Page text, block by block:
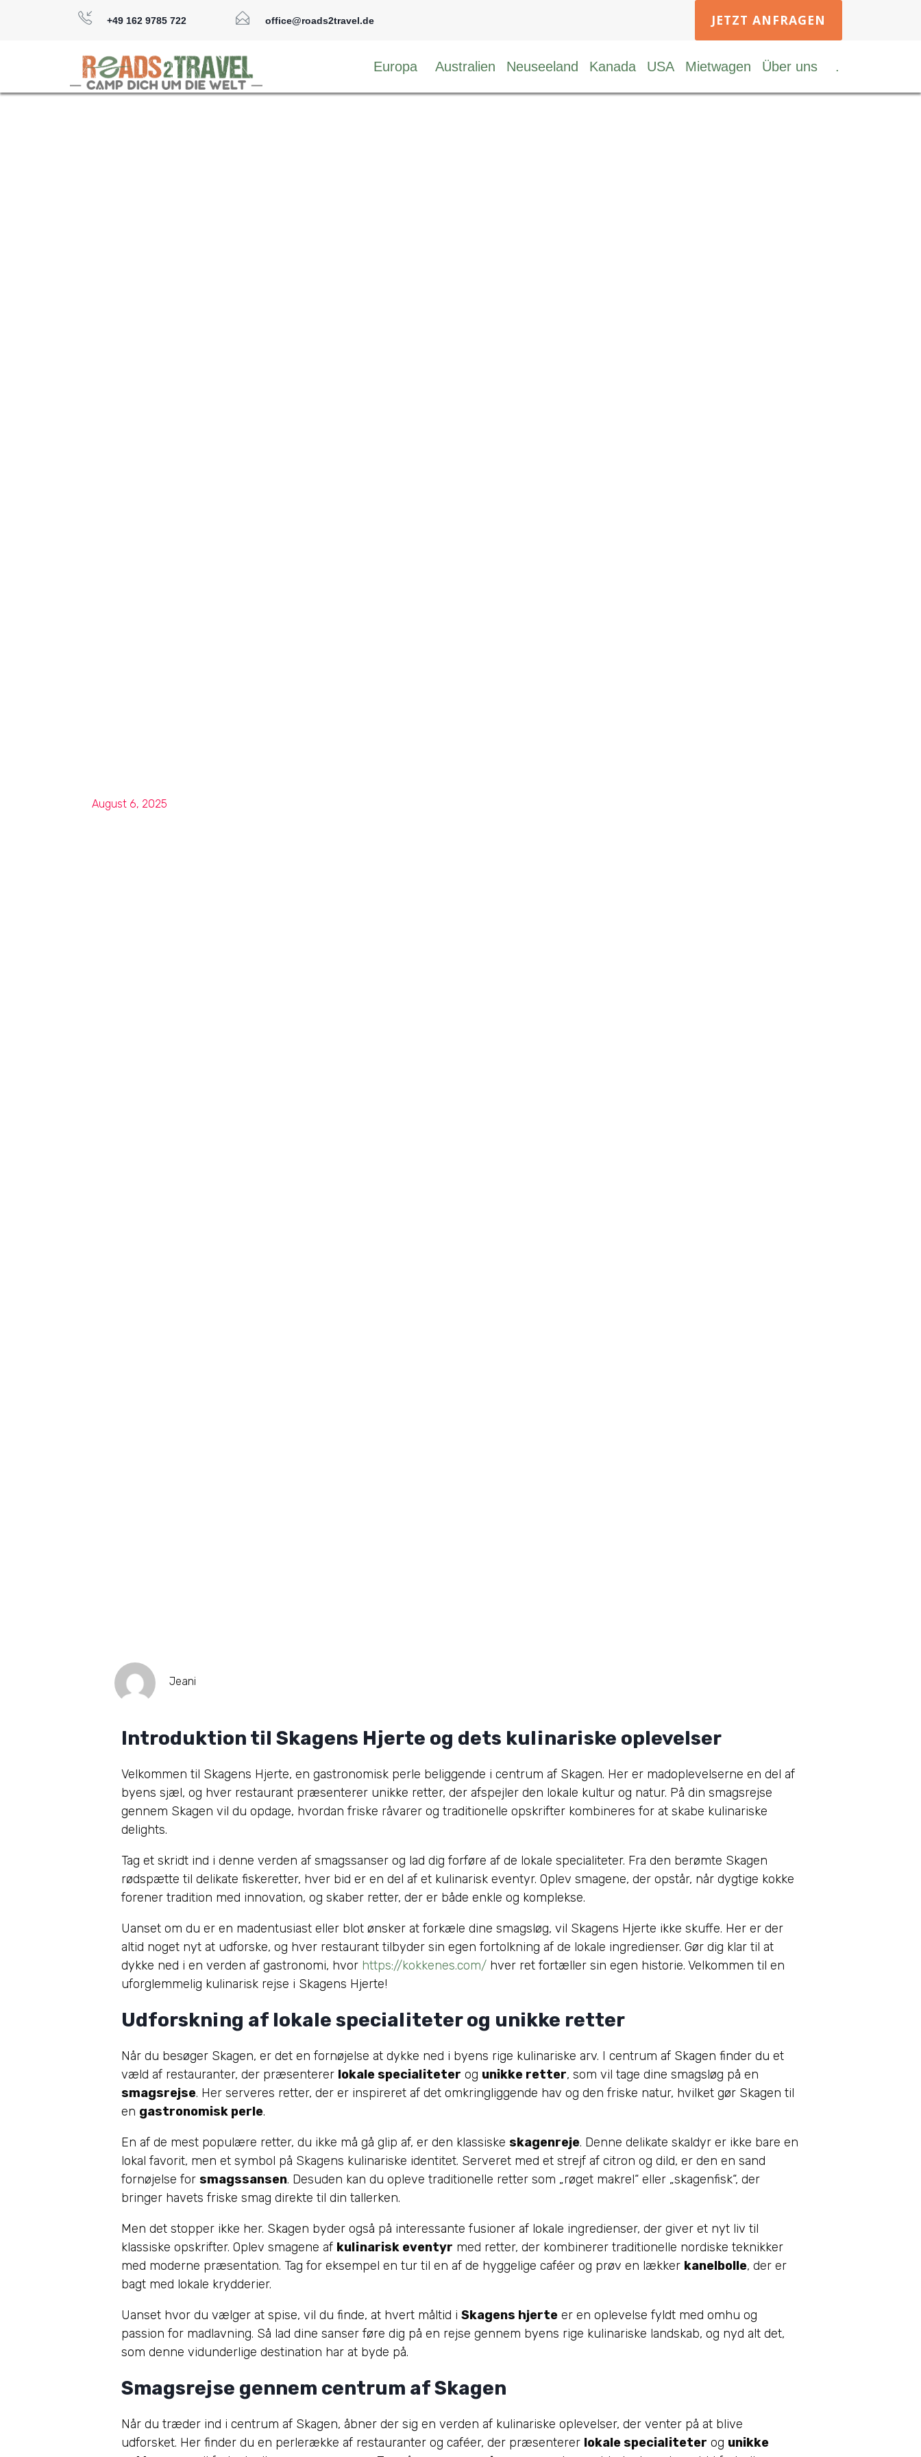
+49 162 9785 722 office@roads2travel.de JETZT ANFRAGEN
Europa Australien Neuseeland Kanada USA Mietwagen Über uns .
August 6, 2025
Jeani
Introduktion til Skagens Hjerte og dets kulinariske oplevelser
Velkommen til Skagens Hjerte, en gastronomisk perle beliggende i centrum af Skagen. Her er madoplevelserne en del af
byens sjæl, og hver restaurant præsenterer unikke retter, der afspejler den lokale kultur og natur. På din smagsrejse
gennem Skagen vil du opdage, hvordan friske råvarer og traditionelle opskrifter kombineres for at skabe kulinariske
delights.
Tag et skridt ind i denne verden af smagssanser og lad dig forføre af de lokale specialiteter. Fra den berømte Skagen
rødspætte til delikate fiskeretter, hver bid er en del af et kulinarisk eventyr. Oplev smagene, der opstår, når dygtige kokke
forener tradition med innovation, og skaber retter, der er både enkle og komplekse.
Uanset om du er en madentusiast eller blot ønsker at forkæle dine smagsløg, vil Skagens Hjerte ikke skuffe. Her er der
altid noget nyt at udforske, og hver restaurant tilbyder sin egen fortolkning af de lokale ingredienser. Gør dig klar til at
dykke ned i en verden af gastronomi, hvor https://kokkenes.com/ hver ret fortæller sin egen historie. Velkommen til en
uforglemmelig kulinarisk rejse i Skagens Hjerte!
Udforskning af lokale specialiteter og unikke retter
Når du besøger Skagen, er det en fornøjelse at dykke ned i byens rige kulinariske arv. I centrum af Skagen finder du et
væld af restauranter, der præsenterer lokale specialiteter og unikke retter, som vil tage dine smagsløg på en
smagsrejse. Her serveres retter, der er inspireret af det omkringliggende hav og den friske natur, hvilket gør Skagen til
en gastronomisk perle.
En af de mest populære retter, du ikke må gå glip af, er den klassiske skagenreje. Denne delikate skaldyr er ikke bare en
lokal favorit, men et symbol på Skagens kulinariske identitet. Serveret med et strejf af citron og dild, er den en sand
fornøjelse for smagssansen. Desuden kan du opleve traditionelle retter som „røget makrel“ eller „skagenfisk“, der
bringer havets friske smag direkte til din tallerken.
Men det stopper ikke her. Skagen byder også på interessante fusioner af lokale ingredienser, der giver et nyt liv til
klassiske opskrifter. Oplev smagene af kulinarisk eventyr med retter, der kombinerer traditionelle nordiske teknikker
med moderne præsentation. Tag for eksempel en tur til en af de hyggelige caféer og prøv en lækker kanelbolle, der er
bagt med lokale krydderier.
Uanset hvor du vælger at spise, vil du finde, at hvert måltid i Skagens hjerte er en oplevelse fyldt med omhu og
passion for madlavning. Så lad dine sanser føre dig på en rejse gennem byens rige kulinariske landskab, og nyd alt det,
som denne vidunderlige destination har at byde på.
Smagsrejse gennem centrum af Skagen
Når du træder ind i centrum af Skagen, åbner der sig en verden af kulinariske oplevelser, der venter på at blive
udforsket. Her finder du en perlerække af restauranter og caféer, der præsenterer lokale specialiteter og unikke